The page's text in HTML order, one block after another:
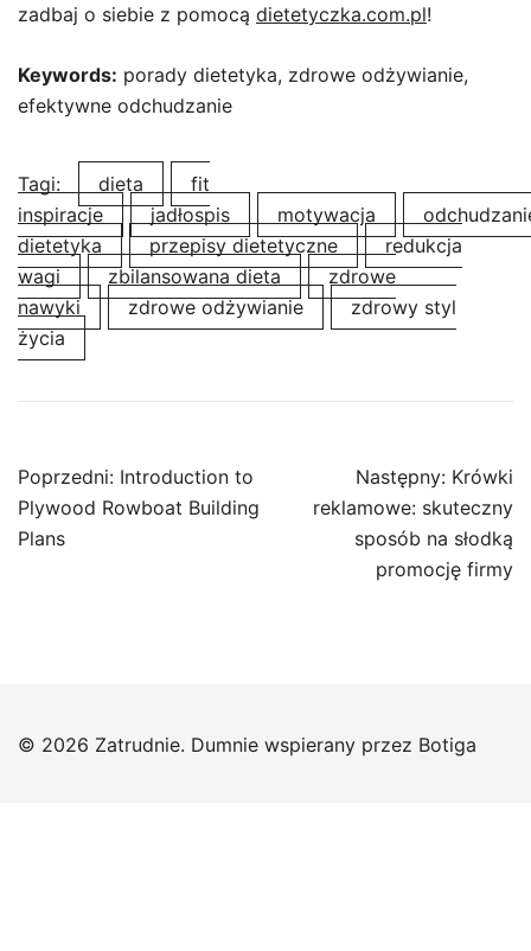
zadbaj o siebie z pomocą dietetyczka.com.pl!
Keywords: porady dietetyka, zdrowe odżywianie,
efektywne odchudzanie
Tagi: dieta
fit
inspiracje
jadłospis motywacja
dietetyka
przepisy dietetyczne
redukcja
wagi
zbilansowana dieta
zdrowe
nawyki
zdrowe odżywianie
zdrowy styl
życia
Nawigacja
wpisu
Poprzedni: Introduction to
Plywood Rowboat Building
Plans
Następny: Krówki
reklamowe: skuteczny
sposób na słodką
promocję firmy
© 2026 Zatrudnie. Dumnie wspierany przez Botiga